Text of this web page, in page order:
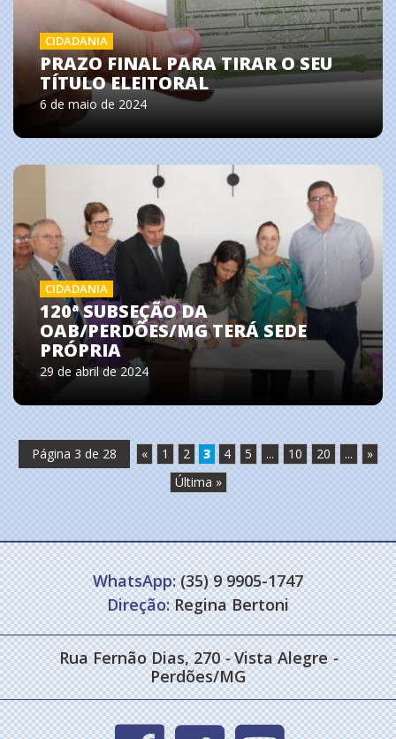
CIDADANIA
PRAZO FINAL PARA TIRAR O SEU
TÍTULO ELEITORAL
6 de maio de 2024
CIDADANIA
120ª SUBSEÇÃO DA
OAB/PERDÕES/MG TERÁ SEDE
PRÓPRIA
29 de abril de 2024
Página 3 de 28 « 1 2 3 4 5 ... 10 20 ...
»
Última »
WhatsApp:(35) 9 9905-1747
Direção:Regina Bertoni
Rua Fernão Dias, 270- Vista Alegre-
Perdões/MG